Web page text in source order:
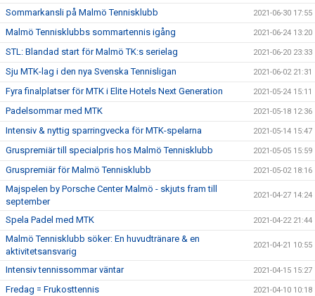
Sommarkansli på Malmö Tennisklubb 2021-06-30 17:55
Malmö Tennisklubbs sommartennis igång 2021-06-24 13:20
STL: Blandad start för Malmö TK:s serielag 2021-06-20 23:33
Sju MTK-lag i den nya Svenska Tennisligan 2021-06-02 21:31
Fyra finalplatser för MTK i Elite Hotels Next Generation 2021-05-24 15:11
Padelsommar med MTK 2021-05-18 12:36
Intensiv & nyttig sparringvecka för MTK-spelarna 2021-05-14 15:47
Gruspremiär till specialpris hos Malmö Tennisklubb 2021-05-05 15:59
Gruspremiär för Malmö Tennisklubb 2021-05-02 18:16
Majspelen by Porsche Center Malmö - skjuts fram till
september
2021-04-27 14:24
Spela Padel med MTK 2021-04-22 21:44
Malmö Tennisklubb söker: En huvudtränare & en
aktivitetsansvarig
2021-04-21 10:55
Intensiv tennissommar väntar 2021-04-15 15:27
Fredag = Frukosttennis 2021-04-10 10:18